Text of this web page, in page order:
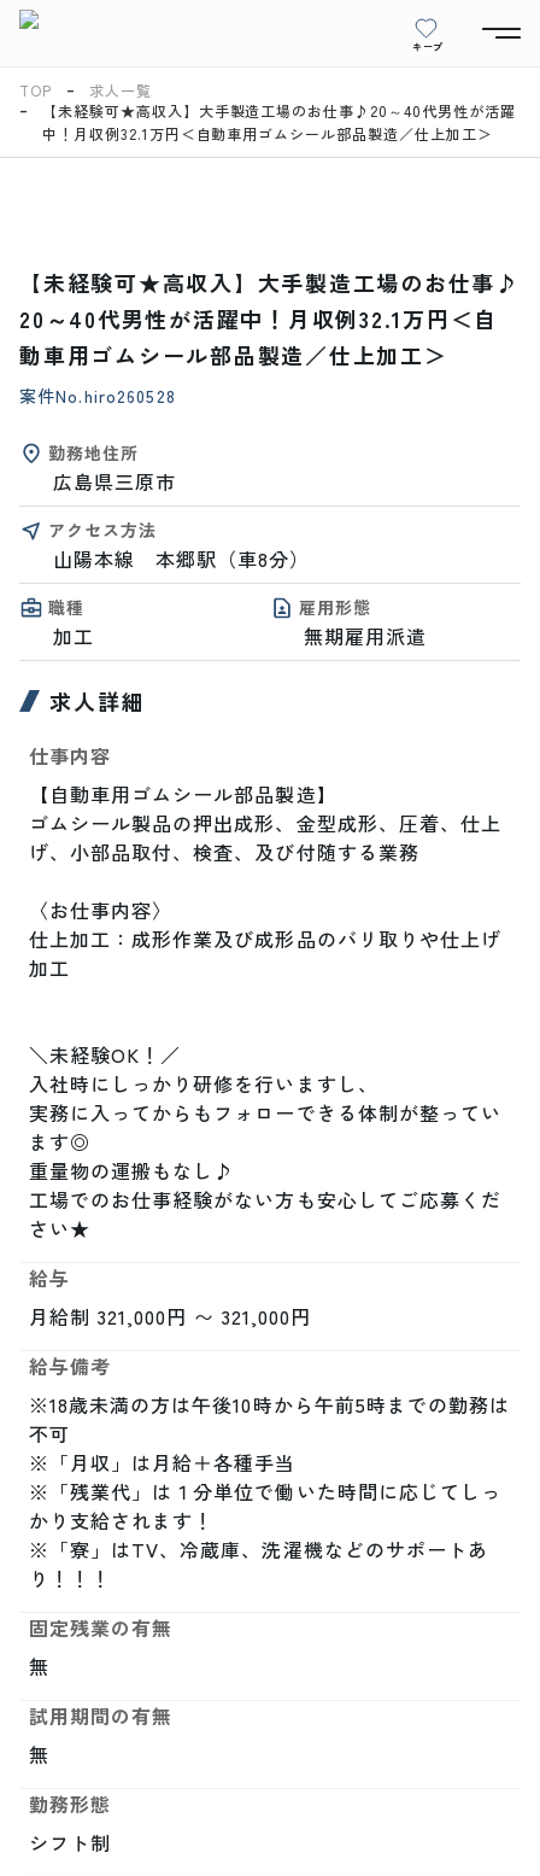
キープ
TOP
求人一覧
【未経験可★高収入】大手製造工場のお仕事♪20～40代男性が活躍
中！月収例32.1万円＜自動車用ゴムシール部品製造／仕上加工＞
【未経験可★高収入】大手製造工場のお仕事♪
20～40代男性が活躍中！月収例32.1万円＜自
動車用ゴムシール部品製造／仕上加工＞
案件No.hiro260528
勤務地住所
広島県三原市
アクセス方法
山陽本線　本郷駅（車8分）
職種
加工
雇用形態
無期雇用派遣
求人詳細
仕事内容
【自動車用ゴムシール部品製造】
ゴムシール製品の押出成形、金型成形、圧着、仕上
げ、小部品取付、検査、及び付随する業務
〈お仕事内容〉
仕上加工：成形作業及び成形品のバリ取りや仕上げ
加工
＼未経験OK！／
入社時にしっかり研修を行いますし、
実務に入ってからもフォローできる体制が整ってい
ます◎
重量物の運搬もなし♪
工場でのお仕事経験がない方も安心してご応募くだ
さい★
給与
月給制 321,000円 〜 321,000円
給与備考
※18歳未満の方は午後10時から午前5時までの勤務は
不可
※「月収」は月給＋各種手当
※「残業代」は１分単位で働いた時間に応じてしっ
かり支給されます！
※「寮」はTV、冷蔵庫、洗濯機などのサポートあ
り！！！
固定残業の有無
無
試用期間の有無
無
勤務形態
シフト制